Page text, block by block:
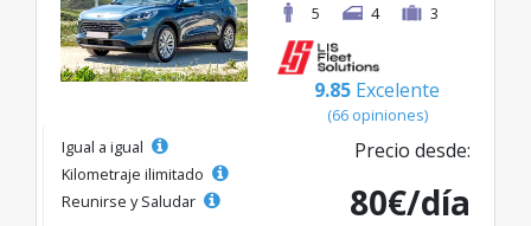
5
4 3
9.85 Excelente
(66 opiniones)
Igual a igual
Kilometraje ilimitado
Reunirse y Saludar
Precio desde:
80€/día